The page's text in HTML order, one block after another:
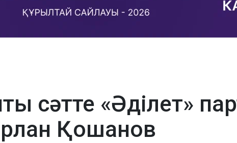
сәтте «Әділет»
Қошанов